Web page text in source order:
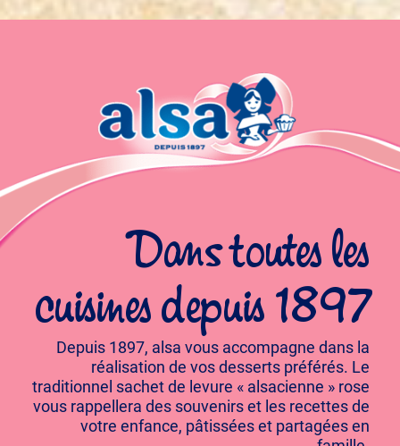
Dans toutes les
cuisines depuis 1897
Depuis 1897, alsa vous accompagne dans la
réalisation de vos desserts préférés. Le
traditionnel sachet de levure « alsacienne » rose
vous rappellera des souvenirs et les recettes de
votre enfance, pâtissées et partagées en